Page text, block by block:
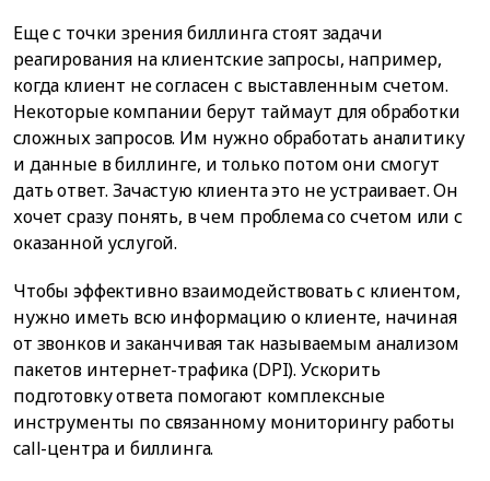
Еще с точки зрения биллинга стоят задачи
реагирования на клиентские запросы, например,
когда клиент не согласен с выставленным счетом.
Некоторые компании берут таймаут для обработки
сложных запросов. Им нужно обработать аналитику
и данные в биллинге, и только потом они смогут
дать ответ. Зачастую клиента это не устраивает. Он
хочет сразу понять, в чем проблема со счетом или с
оказанной услугой.
Чтобы эффективно взаимодействовать с клиентом,
нужно иметь всю информацию о клиенте, начиная
от звонков и заканчивая так называемым анализом
пакетов интернет-трафика (DPI). Ускорить
подготовку ответа помогают комплексные
инструменты по связанному мониторингу работы
call-центра и биллинга.